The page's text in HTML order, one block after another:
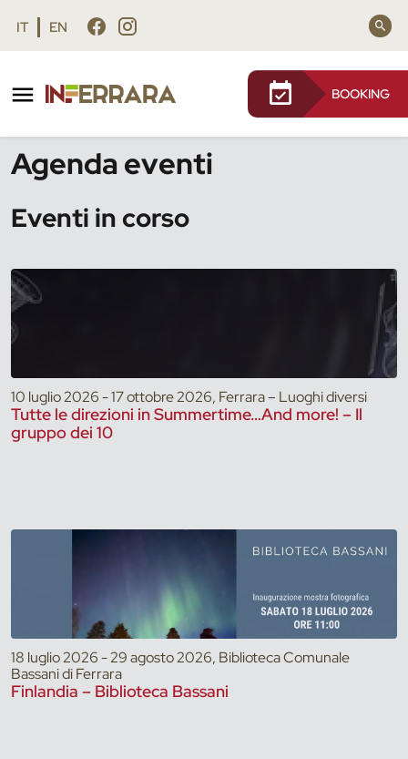
Vai al contenuto principale
Vai al footer
IT EN
BOOKING
Agenda eventi
Eventi in corso
10 luglio 2026 - 17 ottobre 2026, Ferrara – Luoghi diversi
Tutte le direzioni in Summertime…And more! – Il
gruppo dei 10
18 luglio 2026 - 29 agosto 2026, Biblioteca Comunale
Bassani di Ferrara
Finlandia – Biblioteca Bassani